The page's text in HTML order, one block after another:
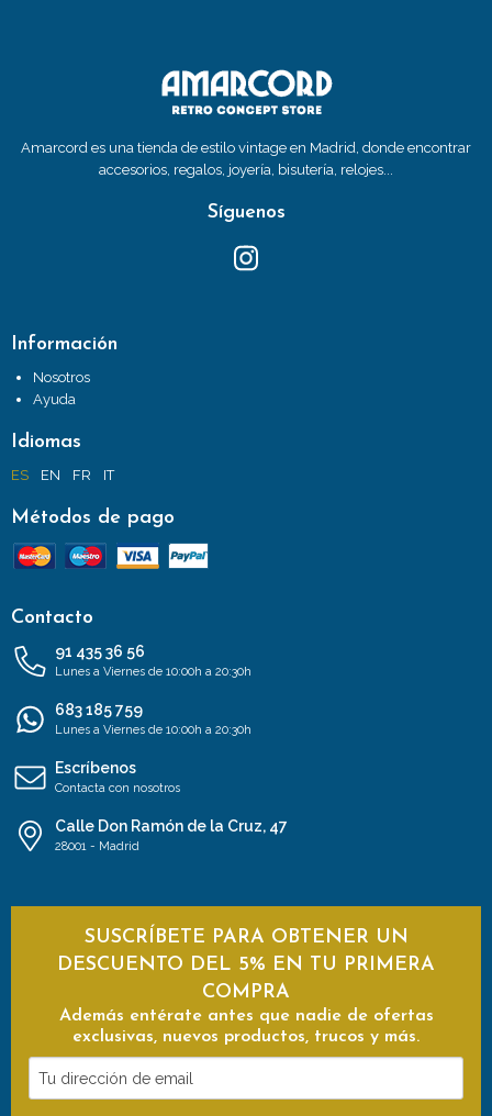
Amarcord es una tienda de estilo vintage en Madrid, donde encontrar
accesorios, regalos, joyería, bisutería, relojes...
Síguenos
Información
Nosotros
Ayuda
Idiomas
ES EN FR IT
Métodos de pago
Contacto
91 435 36 56
Lunes a Viernes de 10:00h a 20:30h
683 185 759
Lunes a Viernes de 10:00h a 20:30h
Escríbenos
Contacta con nosotros
Calle Don Ramón de la Cruz, 47
28001 - Madrid
SUSCRÍBETE PARA OBTENER UN
DESCUENTO DEL 5% EN TU PRIMERA
COMPRA
Además entérate antes que nadie de ofertas
exclusivas, nuevos productos, trucos y más.
Tu
dirección